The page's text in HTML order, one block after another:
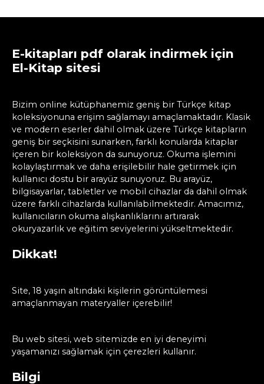
E-kitapları pdf olarak indirmek için
El-Kitap sitesi
Bizim online kütüphanemiz geniş bir Türkçe kitap
koleksiyonuna erişim sağlamayı amaçlamaktadır. Klasik
ve modern eserler dahil olmak üzere Türkçe kitapların
geniş bir seçkisini sunarken, farklı konularda kitaplar
içeren bir koleksiyon da sunuyoruz. Okuma işlemini
kolaylaştırmak ve daha erişilebilir hale getirmek için
kullanıcı dostu bir arayüz sunuyoruz. Bu arayüz,
bilgisayarlar, tabletler ve mobil cihazlar da dahil olmak
üzere farklı cihazlarda kullanılabilmektedir. Amacımız,
kullanıcıların okuma alışkanlıklarını artırarak
okuryazarlık ve eğitim seviyelerini yükseltmektedir.
Dikkat!
Site, 18 yaşın altındaki kişilerin görüntülemesi
amaçlanmayan materyaller içerebilir!
Bu web sitesi, web sitemizde en iyi deneyimi
yaşamanızı sağlamak için çerezleri kullanır.
Bilgi